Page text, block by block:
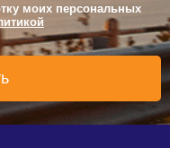
моих персональных